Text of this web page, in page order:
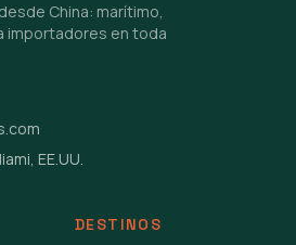
China: marítimo,
importadores en toda
EE.UU.
DESTINOS